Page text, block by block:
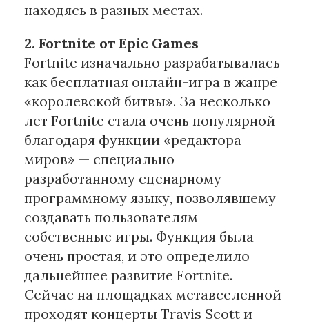
находясь в разных местах.
2. Fortnite от Epic Games
Fortnite изначально разрабатывалась
как бесплатная онлайн-игра в жанре
«королевской битвы». За несколько
лет Fortnite стала очень популярной
благодаря функции «редактора
миров» — специально
разработанному сценарному
программному языку, позволявшему
создавать пользователям
собственные игры. Функция была
очень простая, и это определило
дальнейшее развитие Fortnite.
Сейчас на площадках метавселенной
проходят концерты Travis Scott и